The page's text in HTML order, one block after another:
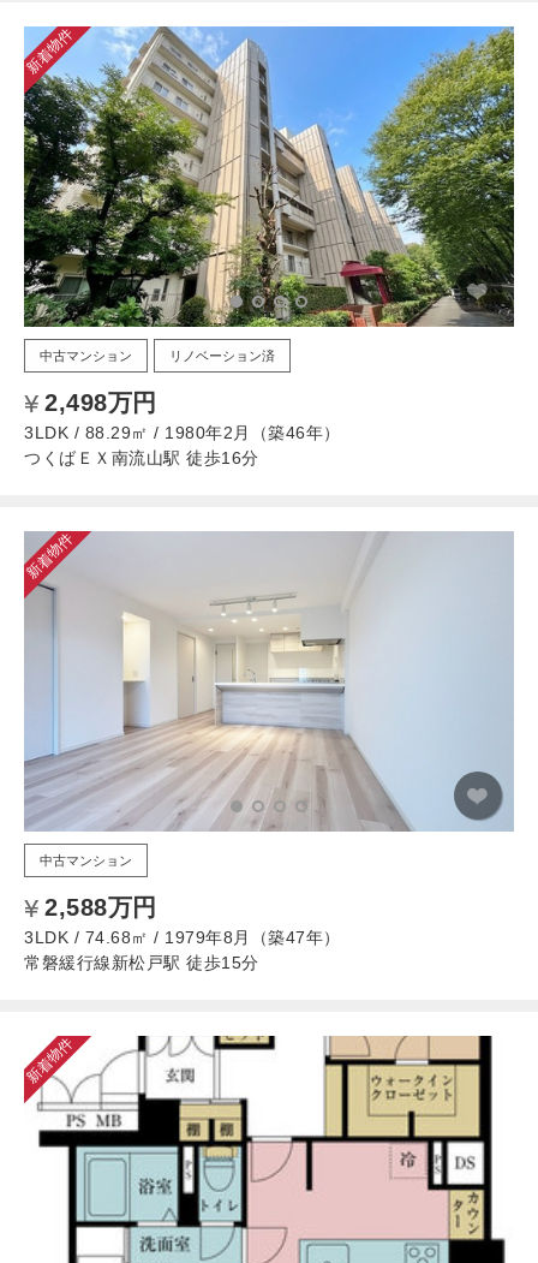
新着物件
中古マンション リノベーション済
2,498万円
3LDK / 88.29㎡ / 1980年2月（築46年）
つくばＥＸ南流山駅 徒歩16分
新着物件
中古マンション
2,588万円
3LDK / 74.68㎡ / 1979年8月（築47年）
常磐緩行線新松戸駅 徒歩15分
新着物件